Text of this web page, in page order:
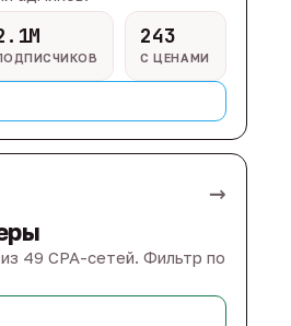
243
С ЦЕНАМИ
→
49 CPA-сетей. Фильтр по